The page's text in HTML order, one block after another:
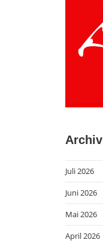
Archiv
Juli 2026
Juni 2026
Mai 2026
April 2026